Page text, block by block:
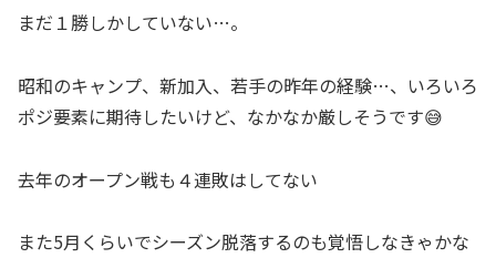
まだ１勝しかしていない…。
昭和のキャンプ、新加入、若手の昨年の経験…、いろいろ
ポジ要素に期待したいけど、なかなか厳しそうです😅
去年のオープン戦も４連敗はしてない
また5月くらいでシーズン脱落するのも覚悟しなきゃかな